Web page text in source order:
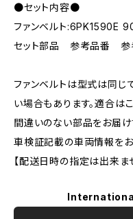
●セット内容●
ファンベルト:6PK1590E
セット部品 参考品番 参
ファンベルトは型式は同じ
い場合もあります。適合は
間違いのない部品をお届
車検証記載の車両情報をお
【配送日時の指定は出来ま